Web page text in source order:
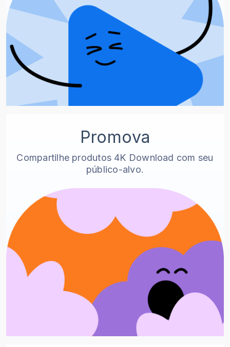
Promova
Compartilhe produtos 4K Download com seu
público-alvo.